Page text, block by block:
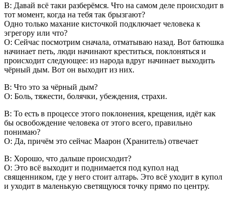
В: Давай всё таки разберёмся. Что на самом деле происходит в
тот момент, когда на тебя так брызгают?
Одно только махание кисточкой подключает человека к
эгрегору или что?
О: Сейчас посмотрим сначала, отматываю назад. Вот батюшка
начинает петь, люди начинают креститься, поклоняться и
происходит следующее: из народа вдруг начинает выходить
чёрный дым. Вот он выходит из них.
В: Что это за чёрный дым?
О: Боль, тяжести, болячки, убеждения, страхи.
В: То есть в процессе этого поклонения, крещения, идёт как
бы освобождение человека от этого всего, правильно
понимаю?
О: Да, причём это сейчас Маарон (Хранитель) отвечает
В: Хорошо, что дальше происходит?
О: Это всё выходит и поднимается под купол над
священником, где у него стоит алтарь. Это всё уходит в купол
и уходит в маленькую светящуюся точку прямо по центру.